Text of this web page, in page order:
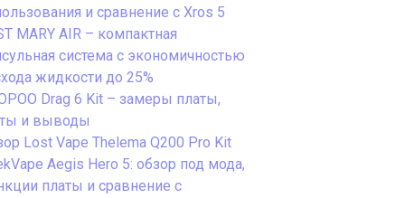
и сравнение с Xros 5
MARY AIR – компактная
система с экономичностью
жидкости до 25%
Drag 6 Kit – замеры платы,
и выводы
Lost Vape Thelema Q200 Pro Kit
Aegis Hero 5: обзор под мода,
платы и сравнение с